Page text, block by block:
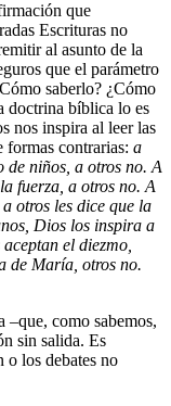
que
Escrituras no
al asunto de la
que el parámetro
saberlo? ¿Cómo
doctrina bíblica lo es
nos inspira al leer las
formas contrarias: a
niños, a otros no. A
fuerza, a otros no. A
otros les dice que la
Dios los inspira a
el diezmo,
de María, otros no.
–que, como sabemos,
sin salida. Es
o los debates no